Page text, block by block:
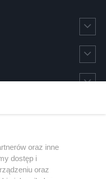
oraz inne
dostęp i
oraz